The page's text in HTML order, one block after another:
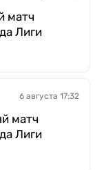
матч
Лиги
6 августа 17:32
матч
Лиги